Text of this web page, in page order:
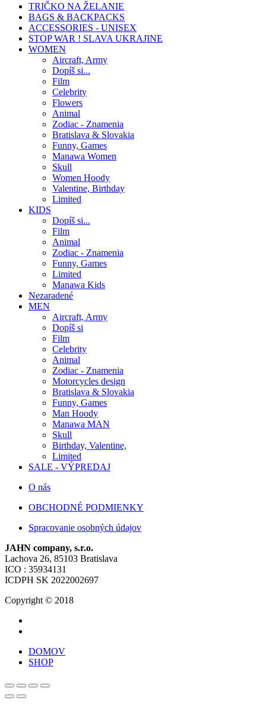
TRIČKO NA ŽELANIE
BAGS & BACKPACKS
ACCESSORIES - UNISEX
STOP WAR ! SLAVA UKRAJINE
WOMEN
Aircraft, Army
Dopíš si...
Film
Celebrity
Flowers
Animal
Zodiac - Znamenia
Bratislava & Slovakia
Funny, Games
Manawa Women
Skull
Women Hoody
Valentine, Birthday
Limited
KIDS
Dopíš si...
Film
Animal
Zodiac - Znamenia
Funny, Games
Limited
Manawa Kids
Nezaradené
MEN
Aircraft, Army
Dopíš si
Film
Celebrity
Animal
Zodiac - Znamenia
Motorcycles design
Bratislava & Slovakia
Funny, Games
Man Hoody
Manawa MAN
Skull
Birthday, Valentine,
Limited
SALE - VÝPREDAJ
O nás
OBCHODNÉ PODMIENKY
Spracovanie osobných údajov
JAHN company, s.r.o.
Lachova 26, 85103 Bratislava
ICO : 35934131
ICDPH SK 2022002697
Copyright © 2018
DOMOV
SHOP